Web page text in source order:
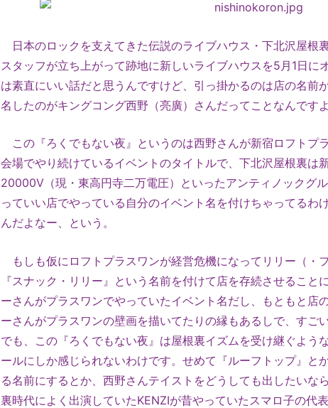
日本のロックを支えてきた伝説のライブハウス・下北沢屋根
スタッフが立ち上がって跡地に新しいライブハウスを5月1日に
は素直にいい話だと思うんですけど、引っ掛かるのは店の名前
名したのがキングコング西野（亮廣）さんだってことなんですよ
この『ろくでもない夜』というのは西野さんが新宿ロフトプ
会場でやり続けているイベントのタイトルで、下北沢屋根裏は
20000V（現・東高円寺二万電圧）といったアンティノックグ
っていい店でやっている自分のイベント名を付けちゃってるわ
んだよなー、という。
もしも仮にロフトプラスワンが経営危機になってリリー（・
『スナック・リリー』という名前を付けて店を存続させること
ーさんがプラスワンでやっていたイベント名だし、もともと店
ーさんがプラスワンの壁画を描いてたりの縁もあるしで、すご
でも、この『ろくでもない夜』は屋根裏イズムを受け継ぐよう
ールにしか感じられないわけです。せめて『ルーフトップ』と
る名前にするとか、西野さんテイストをどうしても出したいな
裏時代によく出演していたKENZIが昔やっていたスマロ子の代